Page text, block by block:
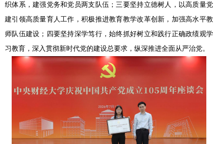
织体系，建强党务和党员两支队伍；三要坚持立德树人，以高质量党
建引领高质量育人工作，积极推进教育教学改革创新，加强高水平教
师队伍建设；四要坚持深学笃行，始终抓好树立和践行正确政绩观学
习教育，深入贯彻新时代党的建设总要求，纵深推进全面从严治党。